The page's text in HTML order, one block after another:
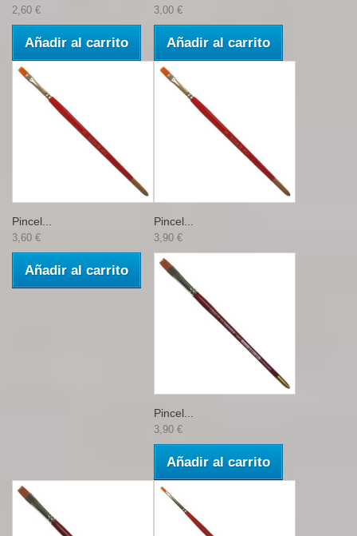
2,60 €
Añadir al carrito
3,00 €
Añadir al carrito
Pincel...
3,60 €
Añadir al carrito
Pincel...
3,90 €
Pincel...
3,90 €
Añadir al carrito